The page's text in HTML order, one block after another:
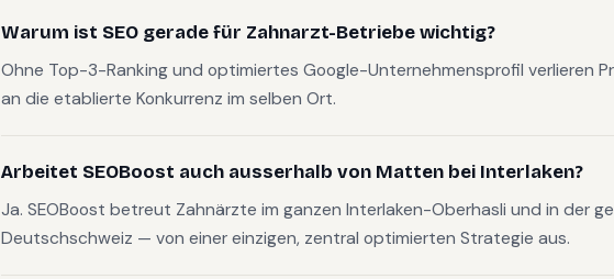
Warum ist SEO gerade für Zahnarzt-Betriebe wichtig?
Ohne Top-3-Ranking und optimiertes Google-Unternehmensprofil verlieren
an die etablierte Konkurrenz im selben Ort.
Arbeitet SEOBoost auch ausserhalb von Matten bei Interlaken?
Ja. SEOBoost betreut Zahnärzte im ganzen Interlaken-Oberhasli und in der
Deutschschweiz — von einer einzigen, zentral optimierten Strategie aus.